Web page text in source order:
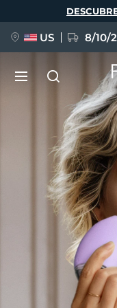
US 8/10/
NUEVO
FAQ™ Pure
BREAKING
issa™ Teeth
Idioma
English
Français